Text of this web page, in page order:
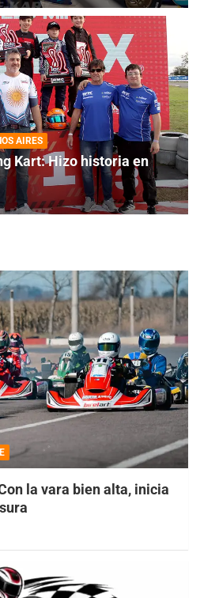
AIRES
Kart: Hizo historia en
la vara bien alta, inicia